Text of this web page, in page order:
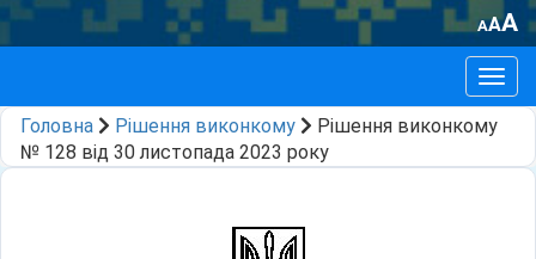
AAA
Головна
Рішення виконкому
Рішення виконкому
№ 128 від 30 листопада 2023 року